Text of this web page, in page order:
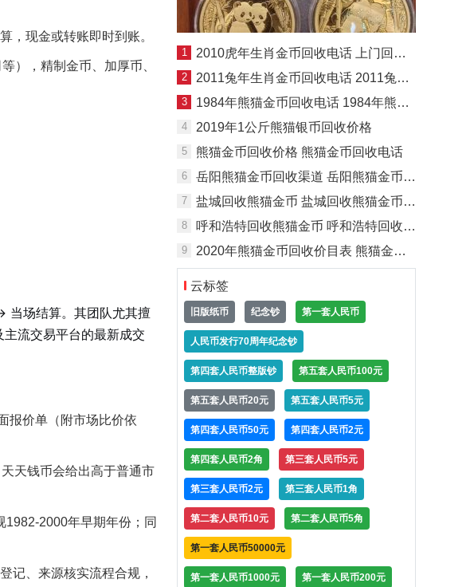
，现金或转账即时到账。
），精制金币、加厚币、
当场结算。其团队尤其擅
流交易平台的最新成交
报价单（附市场比价依
天钱币会给出高于普通市
1982-2000年早期年份；同
记、来源核实流程合规，
1 2010虎年生肖金币回收电话 上门回收2010虎年生肖金币
2 2011兔年生肖金币回收电话 2011兔年生肖金币回收渠道
3 1984年熊猫金币回收电话 1984年熊猫金币价格
4 2019年1公斤熊猫银币回收价格
5 熊猫金币回收价格 熊猫金币回收电话
6 岳阳熊猫金币回收渠道 岳阳熊猫金币回收价格
7 盐城回收熊猫金币 盐城回收熊猫金币电话
8 呼和浩特回收熊猫金币 呼和浩特回收熊猫金币电话
9 2020年熊猫金币回收价目表 熊猫金币回收渠道+变现指南
云标签
旧版纸币 纪念钞 第一套人民币
人民币发行70周年纪念钞
第四套人民币整版钞 第五套人民币100元
第五套人民币20元 第五套人民币5元
第四套人民币50元 第四套人民币2元
第四套人民币2角 第三套人民币5元
第三套人民币2元 第三套人民币1角
第二套人民币10元 第二套人民币5角
第一套人民币50000元
第一套人民币1000元 第一套人民币200元